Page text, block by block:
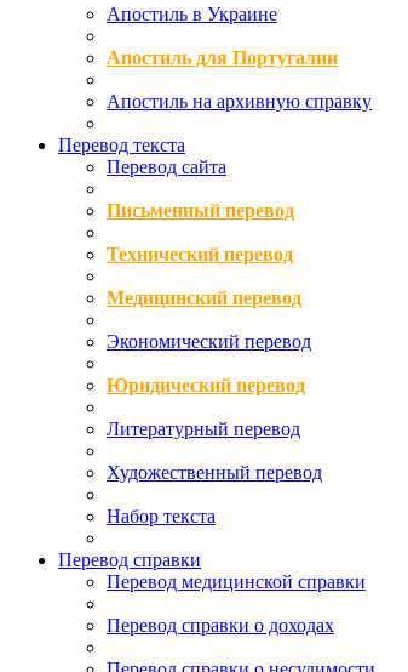
Апостиль в Украине
Апостиль для Португалии
Апостиль на архивную справку
Перевод текста
Перевод сайта
Письменный перевод
Технический перевод
Медицинский перевод
Экономический перевод
Юридический перевод
Литературный перевод
Художественный перевод
Набор текста
Перевод справки
Перевод медицинской справки
Перевод справки о доходах